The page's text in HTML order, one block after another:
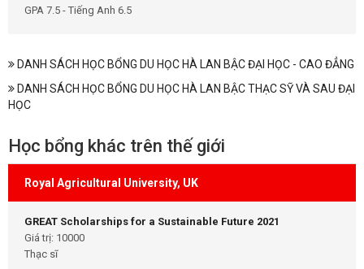
GPA 7.5 - Tiếng Anh 6.5
DANH SÁCH HỌC BỔNG DU HỌC HÀ LAN BẬC ĐẠI HỌC - CAO ĐẲNG
DANH SÁCH HỌC BỔNG DU HỌC HÀ LAN BẬC THẠC SỸ VÀ SAU ĐẠI
HỌC
Học bổng khác trên thế giới
Royal Agricultural University, UK
GREAT Scholarships for a Sustainable Future 2021
Giá trị: 10000
Thạc sĩ